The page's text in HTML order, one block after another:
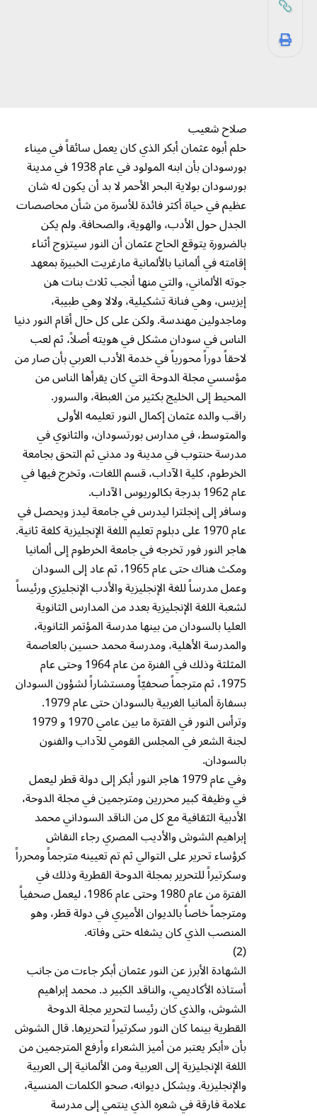
صلاح شعيب
حلم أبوه عثمان أبكر الذي كان يعمل سائقاً في ميناء
بورسودان بأن ابنه المولود في عام 1938 في مدينة
بورسودان بولاية البحر الأحمر لا بد أن يكون له شان
عظيم في حياة أكثر فائدة للأسرة من شأن محاصصات
الجدل حول الأدب، والهوية، والصحافة. ولم يكن
بالضرورة يتوقع الحاج عثمان أن النور سيتزوج أثناء
إقامته في ألمانيا بالألمانية مارغريت الخبيرة بمعهد
جوته الألماني، والتي منها أنجب ثلاث بنات هن
إيزيس، وهي فنانة تشكيلية، ولالا وهي طبيبة،
وماجدولين مهندسة. ولكن على كل حال أقام النور دنيا
الناس في سودان مشكل في هويته أصلاً، ثم لعب
لاحقاً دوراً محورياً في خدمة الأدب العربي بأن صار من
مؤسسي مجلة الدوحة التي كان يقرأها الناس من
المحيط إلى الخليج بكثير من الغبطة، والسرور.
راقب والده عثمان إكمال النور تعليمه الأولى
والمتوسط، في مدارس بورتسودان، والثانوي في
مدرسة حنتوب في مدينة ود مدني ثم التحق بجامعة
الخرطوم، كلية الآداب، قسم اللغات، وتخرج فيها في
عام 1962 بدرجة بكالوريوس الآداب.
وسافر إلى إنجلترا ليدرس في جامعة ليدز ويحصل في
عام 1970 على دبلوم تعليم اللغة الإنجليزية كلغة ثانية.
هاجر النور فور تخرجه في جامعة الخرطوم إلى ألمانيا
ومكث هناك حتى عام 1965، ثم عاد إلى السودان
وعمل مدرساً للغة الإنجليزية والأدب الإنجليزي ورئيساً
لشعبة اللغة الإنجليزية بعدد من المدارس الثانوية
العليا بالسودان من بينها مدرسة المؤتمر الثانوية،
والمدرسة الأهلية، ومدرسة محمد حسين بالعاصمة
المثلثة وذلك في الفنرة من عام 1964 وحتى عام
1975، ثم مترجماً صحفيّاً ومستشاراً لشؤون السودان
بسفارة ألمانيا الغربية بالسودان حتى عام 1979.
وترأس النور في الفترة ما بين عامي 1970 و 1979
لجنة الشعر في المجلس القومي للآداب والفنون
بالسودان.
وفي عام 1979 هاجر النور أبكر إلى دولة قطر ليعمل
في وظيفة كبير محررين ومترجمين في مجلة الدوحة،
الأدبية الثقافية مع كل من الناقد السوداني محمد
إبراهيم الشوش والأديب المصري رجاء النقاش
كرؤساء تحرير على التوالي ثم تم تعيينه مترجماً ومحرراً
وسكرتيراً للتحرير بمجلة الدوحة القطرية وذلك في
الفترة من عام 1980 وحتى عام 1986، ليعمل صحفياً
ومترجماً خاصاً بالديوان الأميري في دولة قطر، وهو
المنصب الذي كان يشغله حتى وفاته.
(2)
الشهادة الأبرز عن النور عثمان أبكر جاءت من جانب
أستاذه الأكاديمي، والناقد الكبير د. محمد إبراهيم
الشوش، والذي كان رئيسا لتحرير مجلة الدوحة
القطرية بينما كان النور سكرتيراً لتحريرها. قال الشوش
بأن «أبكر يعتبر من أميز الشعراء وأرفع المترجمين من
اللغة الإنجليزية إلى العربية ومن الألمانية إلى العربية
والإنجليزية. ويشكل ديوانه، صحو الكلمات المنسية،
علامة فارقة في شعره الذي ينتمي إلى مدرسة